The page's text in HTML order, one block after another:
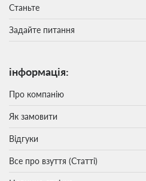
Станьте
Задайте питання
інформація:
Про компанію
Як замовити
Відгуки
Все про взуття (Статті)